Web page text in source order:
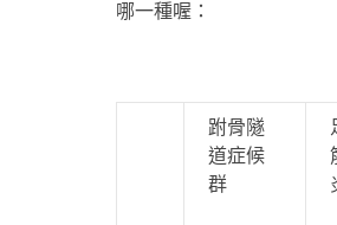
哪一種喔：
跗骨隧
道症候
群